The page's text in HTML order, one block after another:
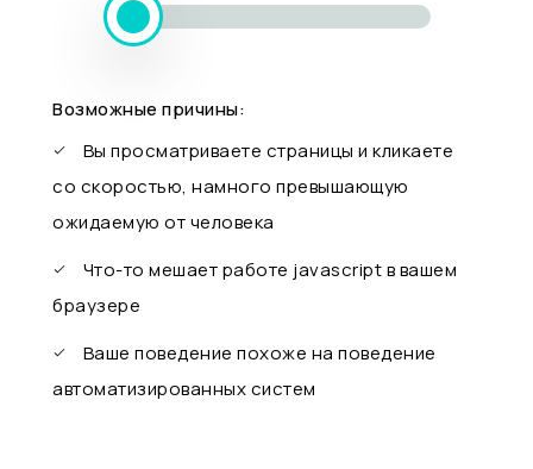
Возможные причины:
Вы просматриваете страницы и кликаете
со скоростью, намного превышающую
ожидаемую от человека
Что-то мешает работе javascript в вашем
браузере
Ваше поведение похоже на поведение
автоматизированных систем